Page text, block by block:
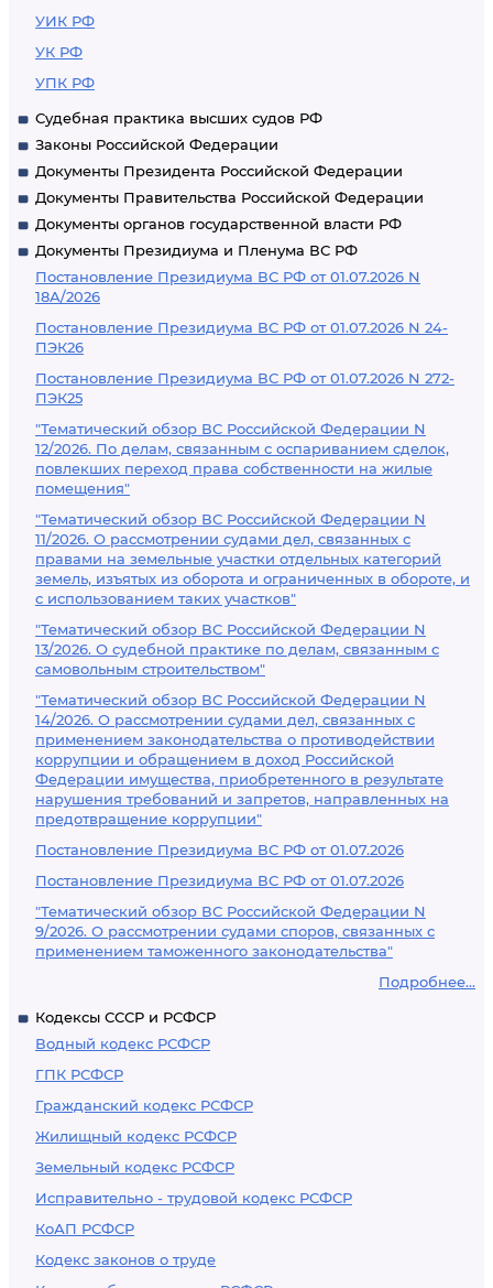
УИК РФ
УК РФ
УПК РФ
Судебная практика высших судов РФ
Законы Российской Федерации
Документы Президента Российской Федерации
Документы Правительства Российской Федерации
Документы органов государственной власти РФ
Документы Президиума и Пленума ВС РФ
Постановление Президиума ВС РФ от 01.07.2026 N
18А/2026
Постановление Президиума ВС РФ от 01.07.2026 N 24-
ПЭК26
Постановление Президиума ВС РФ от 01.07.2026 N 272-
ПЭК25
"Тематический обзор ВС Российской Федерации N
12/2026. По делам, связанным с оспариванием сделок,
повлекших переход права собственности на жилые
помещения"
"Тематический обзор ВС Российской Федерации N
11/2026. О рассмотрении судами дел, связанных с
правами на земельные участки отдельных категорий
земель, изъятых из оборота и ограниченных в обороте, и
с использованием таких участков"
"Тематический обзор ВС Российской Федерации N
13/2026. О судебной практике по делам, связанным с
самовольным строительством"
"Тематический обзор ВС Российской Федерации N
14/2026. О рассмотрении судами дел, связанных с
применением законодательства о противодействии
коррупции и обращением в доход Российской
Федерации имущества, приобретенного в результате
нарушения требований и запретов, направленных на
предотвращение коррупции"
Постановление Президиума ВС РФ от 01.07.2026
Постановление Президиума ВС РФ от 01.07.2026
"Тематический обзор ВС Российской Федерации N
9/2026. О рассмотрении судами споров, связанных с
применением таможенного законодательства"
Подробнее...
Кодексы СССР и РСФСР
Водный кодекс РСФСР
ГПК РСФСР
Гражданский кодекс РСФСР
Жилищный кодекс РСФСР
Земельный кодекс РСФСР
Исправительно - трудовой кодекс РСФСР
КоАП РСФСР
Кодекс законов о труде